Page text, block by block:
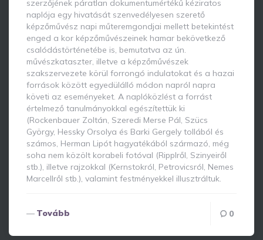
szerzőjének páratlan dokumentumértékű kéziratos
naplója egy hivatását szenvedélyesen szerető
képzőművész napi műteremgondjai mellett betekintést
enged a kor képzőművészeinek hamar bekövetkező
csalódástörténetébe is, bemutatva az ún.
művészkataszter, illetve a képzőművészek
szakszervezete körül forrongó indulatokat és a hazai
források között egyedülálló módon napról napra
követi az eseményeket. A naplóközlést a forrást
értelmező tanulmányokkal egészítettük ki
(Rockenbauer Zoltán, Szeredi Merse Pál, Szücs
György, Hessky Orsolya és Barki Gergely tollából és
számos, Herman Lipót hagyatékából származó, még
soha nem közölt korabeli fotóval (Ripplről, Szinyeiről
stb.), illetve rajzokkal (Kernstokról, Petrovicsról, Nemes
Marcellről stb.), valamint festményekkel illusztráltuk.
Tovább 0